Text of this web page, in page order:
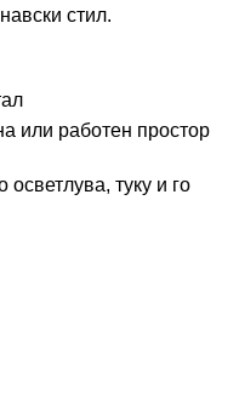
стил.
или работен простор
туку и го